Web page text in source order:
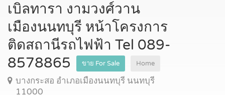
เบิลทารา งามวงศ์วาน
เมืองนนทบุรี หน้าโครงการ
ติดสถานีรถไฟฟ้า Tel 089-
8578865
ขาย For Sale Home
บางกระสอ อำเภอเมืองนนทบุรี นนทบุรี
11000